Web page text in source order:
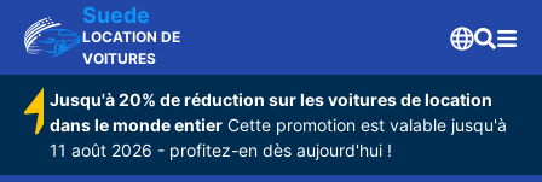
Suede
LOCATION DE
VOITURES
Jusqu'à 20% de réduction sur les voitures de location
dans le monde entier Cette promotion est valable jusqu'à
11 août 2026 - profitez-en dès aujourd'hui !